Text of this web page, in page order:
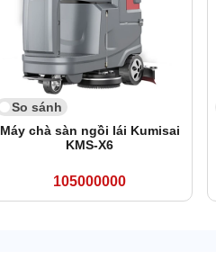
So sánh
Máy chà sàn ngồi lái Kumisai
KMS-X6
105000000